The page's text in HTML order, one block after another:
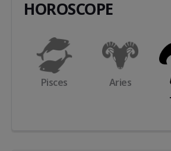
HOROSCOPE
Aries